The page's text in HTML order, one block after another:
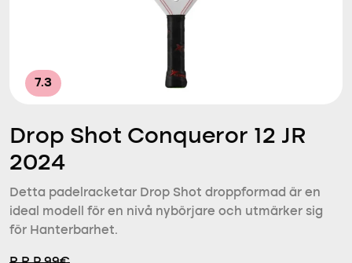
7.3
Drop Shot Conqueror 12 JR
2024
Detta padelracketar Drop Shot droppformad är en
ideal modell för en nivå nybörjare och utmärker sig
för Hanterbarhet.